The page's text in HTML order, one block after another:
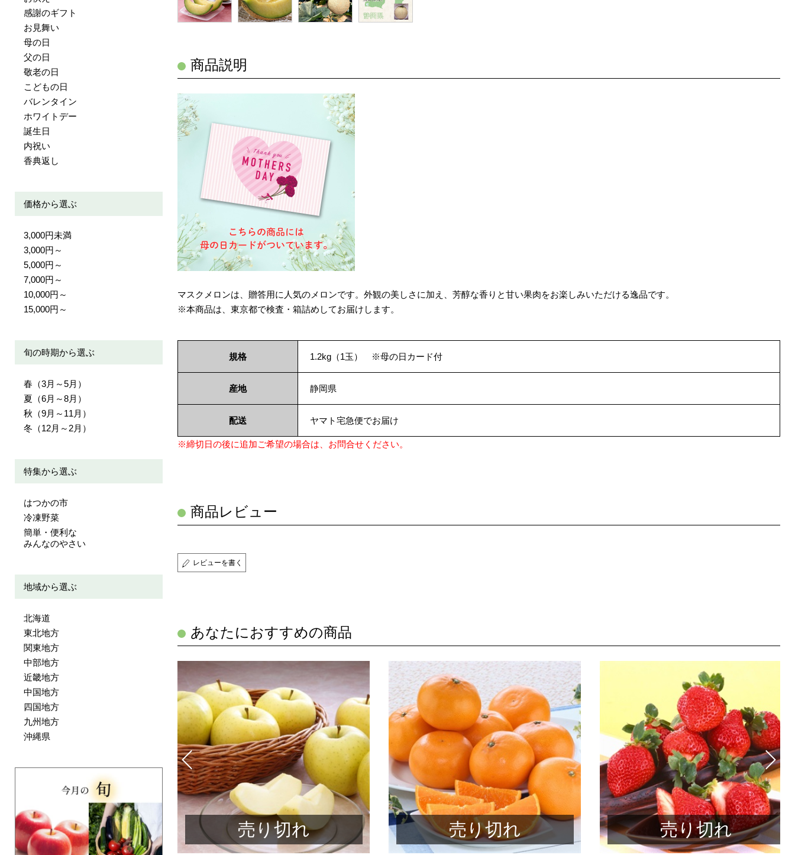
感謝のギフト
お見舞い
母の日
父の日
敬老の日
こどもの日
バレンタイン
ホワイトデー
誕生日
内祝い
香典返し
価格から選ぶ
3,000円未満
3,000円～
5,000円～
7,000円～
10,000円～
15,000円～
旬の時期から選ぶ
春（3月～5月）
夏（6月～8月）
秋（9月～11月）
冬（12月～2月）
特集から選ぶ
はつかの市
冷凍野菜
簡単・便利な
みんなのやさい
地域から選ぶ
北海道
東北地方
関東地方
中部地方
近畿地方
中国地方
四国地方
九州地方
沖縄県
商品説明
マスクメロンは、贈答用に人気のメロンです。外観の美しさに加え、芳醇な香りと甘い果肉をお楽しみいただける逸品です。
※本商品は、東京都で検査・箱詰めしてお届けします。
規格 1.2kg（1玉） ※母の日カード付
産地 静岡県
配送 ヤマト宅急便でお届け
※締切日の後に追加ご希望の場合は、お問合せください。
商品レビュー
レビューを書く
あなたにおすすめの商品
売り切れ 売り切れ 売り切れ 売り切れ